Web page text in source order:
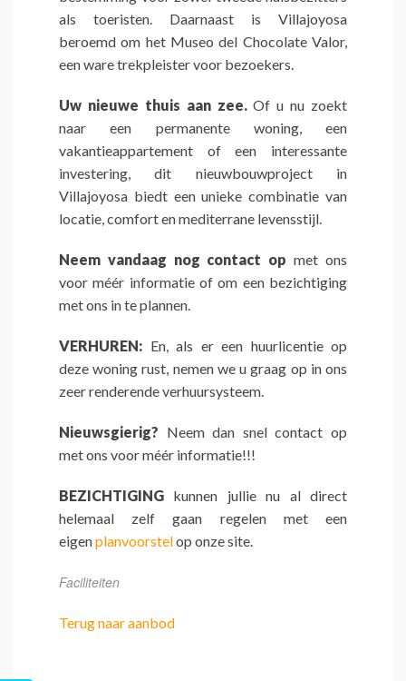
als toeristen. Daarnaast is Villajoyosa
beroemd om het Museo del Chocolate Valor,
een ware trekpleister voor bezoekers.
Uw nieuwe thuis aan zee.Of u nu zoekt
naar een permanente woning, een
vakantieappartement of een interessante
investering, dit nieuwbouwproject in
Villajoyosa biedt een unieke combinatie van
locatie, comfort en mediterrane levensstijl.
Neem vandaag nog contact op met ons
voor méér informatie of om een bezichtiging
met ons in te plannen.
VERHUREN: En, als er een huurlicentie op
deze woning rust, nemen we u graag op in ons
zeer renderende verhuursysteem.
Nieuwsgierig? Neem dan snel contact op
met ons voor méér informatie!!!
BEZICHTIGING kunnen jullie nu al direct
helemaal zelf gaan regelen met een
eigenplanvoorstelop onze site.
Faciliteiten
Terug naar aanbod